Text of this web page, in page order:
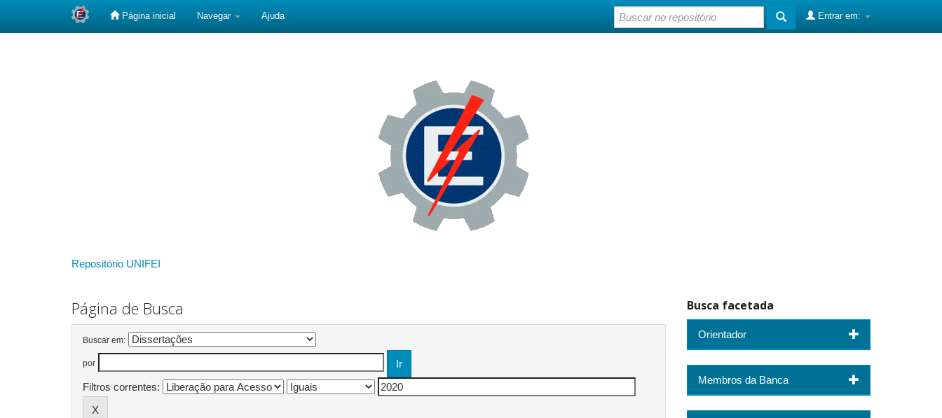
Página inicial Navegar Ajuda Entrar em:
Repositório UNIFEI
Página de Busca
Buscar em:
por
Filtros correntes:
Busca facetada
Orientador
Membros da Banca